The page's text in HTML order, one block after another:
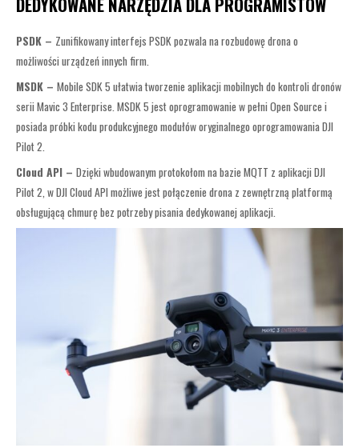
DEDYKOWANE NARZĘDZIA DLA PROGRAMISTÓW
PSDK – Zunifikowany interfejs PSDK pozwala na rozbudowę drona o
możliwości urządzeń innych firm.
MSDK – Mobile SDK 5 ułatwia tworzenie aplikacji mobilnych do kontroli dronów
serii Mavic 3 Enterprise. MSDK 5 jest oprogramowanie w pełni Open Source i
posiada próbki kodu produkcyjnego modułów oryginalnego oprogramowania DJI
Pilot 2.
Cloud API – Dzięki wbudowanym protokołom na bazie MQTT z aplikacji DJI
Pilot 2, w DJI Cloud API możliwe jest połączenie drona z zewnętrzną platformą
obsługującą chmurę bez potrzeby pisania dedykowanej aplikacji.